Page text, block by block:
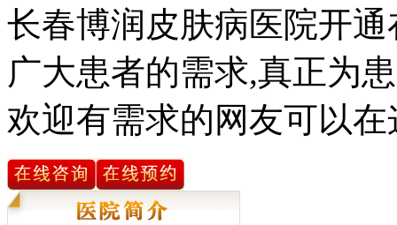
长春博润皮肤病医院开
广大患者的需求,真正为
欢迎有需求的网友可以